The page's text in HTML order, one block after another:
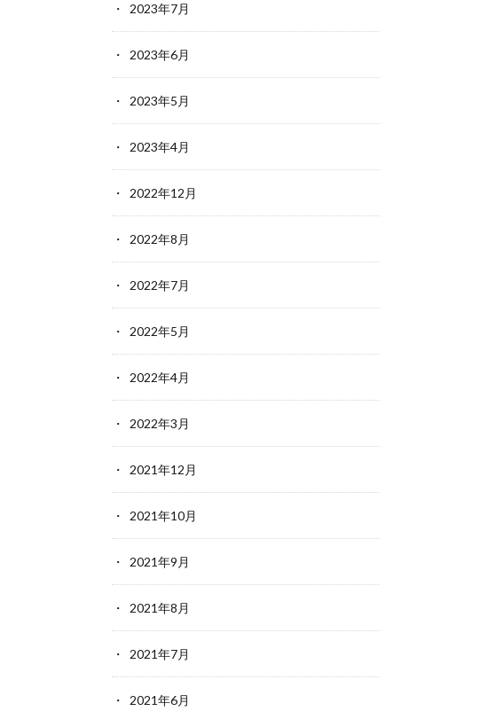
2023年7月
2023年6月
2023年5月
2023年4月
2022年12月
2022年8月
2022年7月
2022年5月
2022年4月
2022年3月
2021年12月
2021年10月
2021年9月
2021年8月
2021年7月
2021年6月